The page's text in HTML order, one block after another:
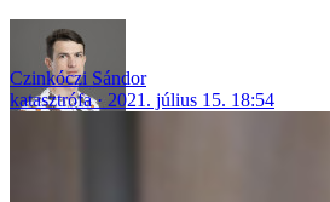
Czinkóczi Sándor
katasztrófa
2021. július 15. 18:54